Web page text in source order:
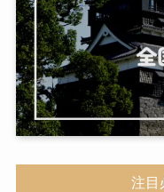
注目